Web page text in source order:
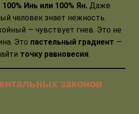
Инь или 100% Ян. Даже
человек знает нежность.
— чувствует гнев. Это не
Это пастельный градиент —
точку равновесия
законов